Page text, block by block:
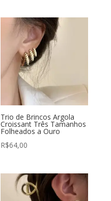
Trio de Brincos Argola
Croissant Três Tamanhos
Folheados a Ouro
R$64,00